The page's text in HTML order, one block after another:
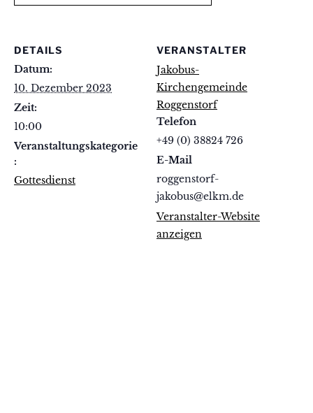
DETAILS
Datum:
10. Dezember 2023
Zeit:
10:00
Veranstaltungskategorie
:
Gottesdienst
VERANSTALTER
Jakobus-
Kirchengemeinde
Roggenstorf
Telefon
+49 (0) 38824 726
E-Mail
roggenstorf-
jakobus@elkm.de
Veranstalter-Website
anzeigen